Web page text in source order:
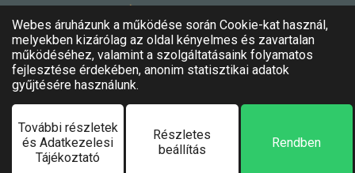
Minden jog fenntartva!
Felhasználási feltételek